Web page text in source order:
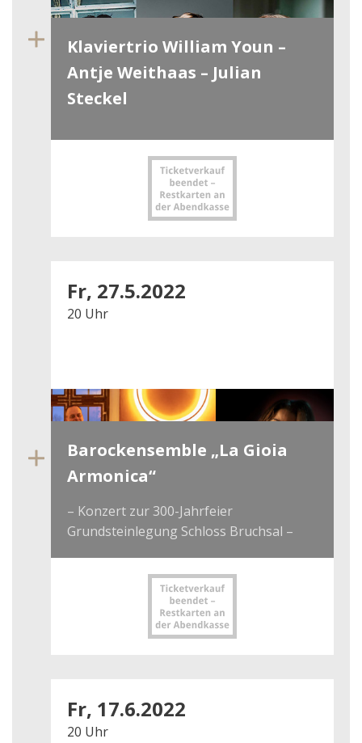
Klaviertrio William Youn –
Antje Weithaas – Julian
Steckel
Fr, 27.5.2022
20 Uhr
Barockensemble „La Gioia
Armonica“
– Konzert zur 300-Jahrfeier
Grundsteinlegung Schloss Bruchsal –
Fr, 17.6.2022
20 Uhr